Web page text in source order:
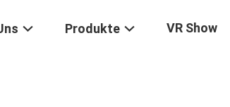
Produkte VR Show